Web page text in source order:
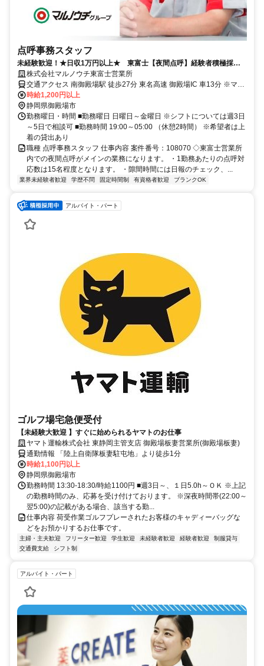
点呼事務スタッフ
未経験歓迎！★日収1万円以上★ 東富士【夜間点呼】経験者積極採用
中♪大型連休あり♪
株式会社マルノウチ東富士営業所
交通アクセス 南御殿場駅 徒歩27分 東名高速 御殿場IC 車13分 ※マイ
カー通勤可能
時給1,200円以上
静岡県御殿場市
勤務曜日・時間 ■勤務曜日 日曜日～金曜日 ※シフトについては週3日
～5日で相談可 ■勤務時間 19:00～05:00 （休憩2時間） ※希望者は上
着の貸出あり
職種 点呼事務スタッフ 仕事内容 案件番号：108070 ◇東富士営業所
内での夜間点呼がメインの業務になります。 ・1勤務あたりの点呼対
応数は15名程度となります。 ・隙間時間には日報のチェック、...
業界未経験者歓迎 学歴不問 固定時間制 有資格者歓迎 ブランクOK
アルバイト・パート
ゴルフ場宅急便受付
【未経験大歓迎 】すぐに始められるヤマトのお仕事
ヤマト運輸株式会社 東静岡主管支店 御殿場板妻営業所(御殿場板妻)
通勤情報 「陸上自衛隊板妻駐屯地」より徒歩1分
時給1,100円以上
静岡県御殿場市
勤務時間 13:30-18:30/時給1100円 ■週3日～、１日5.0h～ＯＫ ※上記
の勤務時間のみ、応募を受け付けております。 ※深夜時間帯(22:00～
翌5:00)の記載がある場合、該当する勤...
仕事内容 荷受作業ゴルフプレーされたお客様のキャディーバッグな
どをお預かりするお仕事です。
主婦・主夫歓迎 フリーター歓迎 学生歓迎 未経験者歓迎 経験者歓迎
制服貸与
交通費支給
シフト制
アルバイト・パート